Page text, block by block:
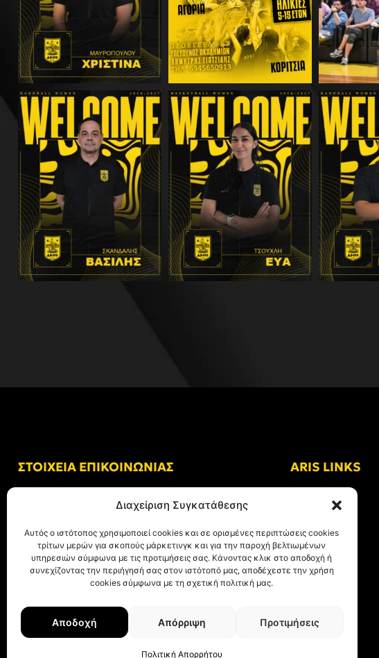
Διαχείριση Συγκατάθεσης
Αυτός ο ιστότοπος χρησιμοποιεί cookies και σε ορισμένες περιπτώσεις cookies
τρίτων μερών για σκοπούς μάρκετινγκ και για την παροχή βελτιωμένων
υπηρεσιών σύμφωνα με τις προτιμήσεις σας. Κάνοντας κλικ στο αποδοχή ή
συνεχίζοντας την περιήγησή σας στον ιστότοπό μας, αποδέχεστε την χρήση
cookies σύμφωνα με τη σχετική πολιτική μας.
Αποδοχή Απόρριψη Προτιμήσεις
Πολιτική Απορρήτου
ΣΤΟΙΧΕΙΑ ΕΠΙΚΟΙΝΩΝΙΑΣ
Αλκμήνης 69, Χαριλάου
Τ.Κ. 54249 Θεσσαλονίκη
Tηλ. Επικοινωνίας:+30 (2310) 305 402
E-mail: info@aris.gr
ARIS LINKS
© ΑΡΗΣ Α.Σ. All rights reserved.